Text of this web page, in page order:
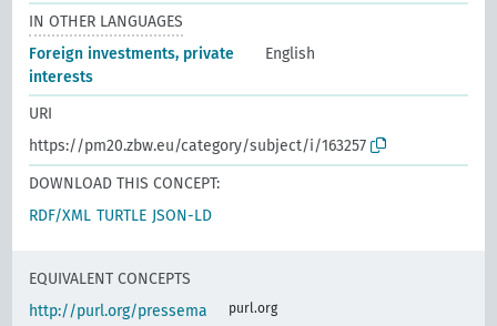
IN OTHER LANGUAGES
Foreign investments, private
interests
English
URI
https://pm20.zbw.eu/category/subject/i/163257
DOWNLOAD THIS CONCEPT:
RDF/XML TURTLE JSON-LD
EQUIVALENT CONCEPTS
http://purl.org/pressema
purl.org